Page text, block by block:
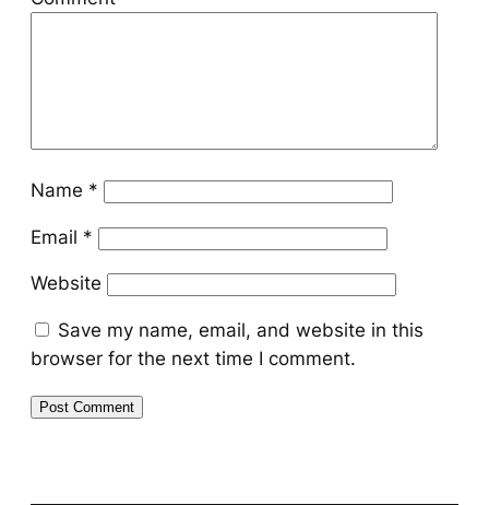
Name *
Email *
Website
Save my name, email, and website in this
browser for the next time I comment.